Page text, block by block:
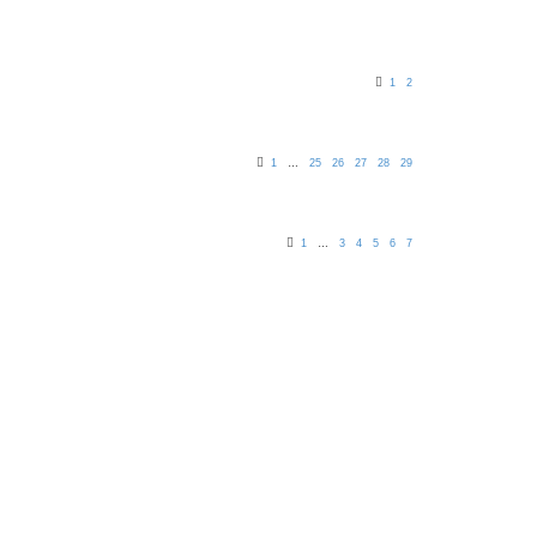
1 2
1 … 25 26 27 28 29
1 … 3 4 5 6 7